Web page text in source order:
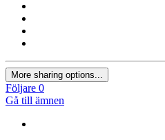
More sharing options...
Följare 0
Gå till ämnen